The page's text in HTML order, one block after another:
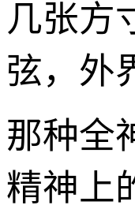
几张方
弦，外
那种全
精神上